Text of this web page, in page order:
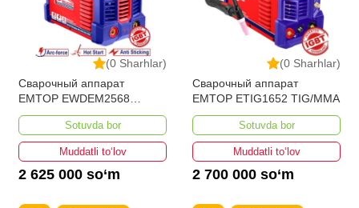
(0 Sharhlar)
Сварочный аппарат
EMTOP EWDEM2568
MMA/TIG Lift
Sotuvda bor
Muddatli to‘lov
2 625 000 so‘m
(0 Sharhlar)
Сварочный аппарат
EMTOP ETIG1652 TIG/MMA
Sotuvda bor
Muddatli to‘lov
2 700 000 so‘m